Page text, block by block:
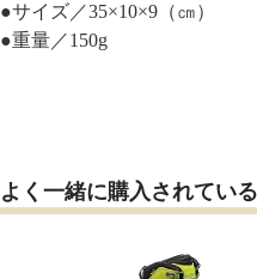
●サイズ／35×10×9（㎝）
●重量／150g
よく一緒に購入されてい